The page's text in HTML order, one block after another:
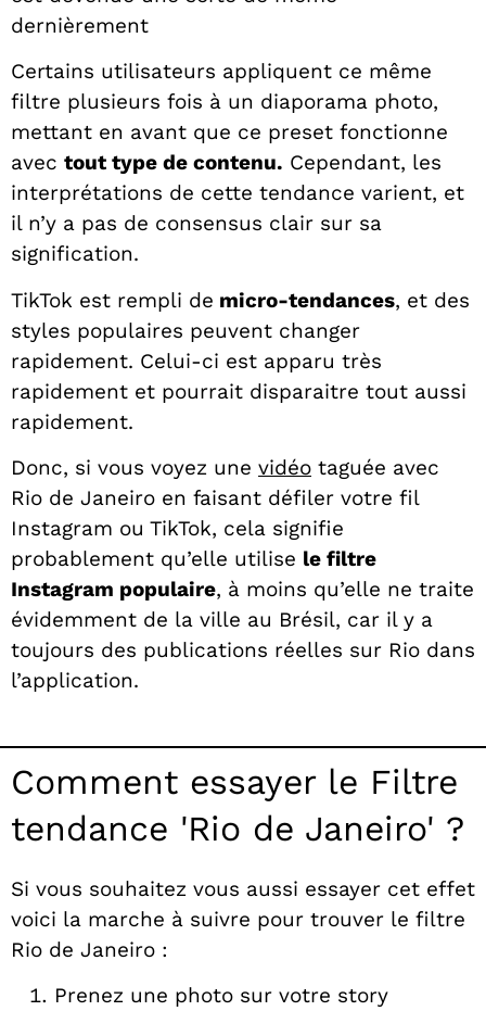
dernièrement
Certains utilisateurs appliquent ce même
filtre plusieurs fois à un diaporama photo,
mettant en avant que ce preset fonctionne
avec tout type de contenu. Cependant, les
interprétations de cette tendance varient, et
il n’y a pas de consensus clair sur sa
signification.
TikTok est rempli de micro-tendances, et des
styles populaires peuvent changer
rapidement. Celui-ci est apparu très
rapidement et pourrait disparaitre tout aussi
rapidement.
Donc, si vous voyez une vidéo taguée avec
Rio de Janeiro en faisant défiler votre fil
Instagram ou TikTok, cela signifie
probablement qu’elle utilise le filtre
Instagram populaire, à moins qu’elle ne traite
évidemment de la ville au Brésil, car il y a
toujours des publications réelles sur Rio dans
l’application.
Comment essayer le Filtre
tendance 'Rio de Janeiro' ?
Si vous souhaitez vous aussi essayer cet effet
voici la marche à suivre pour trouver le filtre
Rio de Janeiro :
Prenez une photo sur votre story